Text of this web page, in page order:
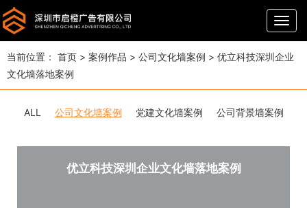
导
航
当前位置： 首页 > 案例作品 > 公司文化墙案例 > 优立科技深圳企业
文化墙落地案例
ALL 公司文化墙案例 党建文化墙案例 公司背景墙案例
优立科技深圳企业文化墙落地案例